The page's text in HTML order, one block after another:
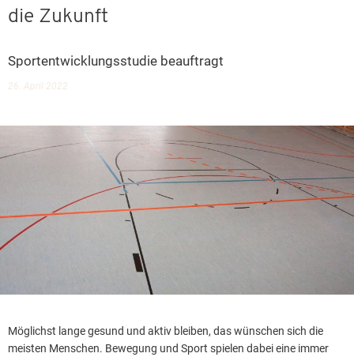
die Zukunft
Sportentwicklungsstudie beauftragt
26. April 2022
Möglichst lange gesund und aktiv bleiben, das wünschen sich die
meisten Menschen. Bewegung und Sport spielen dabei eine immer